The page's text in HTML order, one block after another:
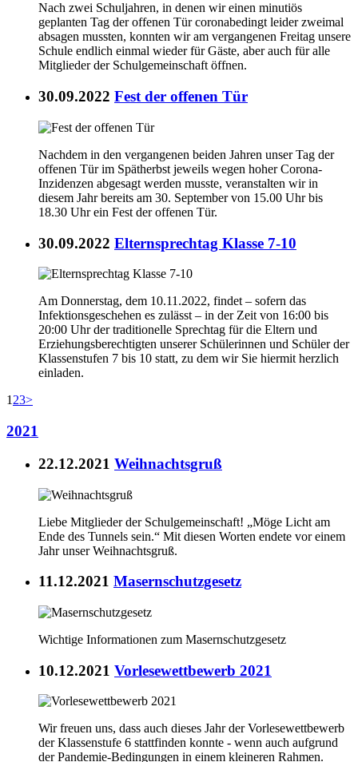
Nach zwei Schuljahren, in denen wir einen minutiös
geplanten Tag der offenen Tür coronabedingt leider zweimal
absagen mussten, konnten wir am vergangenen Freitag unsere
Schule endlich einmal wieder für Gäste, aber auch für alle
Mitglieder der Schulgemeinschaft öffnen.
30.09.2022 Fest der offenen Tür
Nachdem in den vergangenen beiden Jahren unser Tag der
offenen Tür im Spätherbst jeweils wegen hoher Corona-
Inzidenzen abgesagt werden musste, veranstalten wir in
diesem Jahr bereits am 30. September von 15.00 Uhr bis
18.30 Uhr ein Fest der offenen Tür.
30.09.2022 Elternsprechtag Klasse 7-10
Am Donnerstag, dem 10.11.2022, findet – sofern das
Infektionsgeschehen es zulässt – in der Zeit von 16:00 bis
20:00 Uhr der traditionelle Sprechtag für die Eltern und
Erziehungsberechtigten unserer Schülerinnen und Schüler der
Klassenstufen 7 bis 10 statt, zu dem wir Sie hiermit herzlich
einladen.
1 23>
2021
22.12.2021 Weihnachtsgruß
Liebe Mitglieder der Schulgemeinschaft! „Möge Licht am
Ende des Tunnels sein.“ Mit diesen Worten endete vor einem
Jahr unser Weihnachtsgruß.
11.12.2021 Masernschutzgesetz
Wichtige Informationen zum Masernschutzgesetz
10.12.2021 Vorlesewettbewerb 2021
Wir freuen uns, dass auch dieses Jahr der Vorlesewettbewerb
der Klassenstufe 6 stattfinden konnte - wenn auch aufgrund
der Pandemie-Bedingungen in einem kleineren Rahmen.